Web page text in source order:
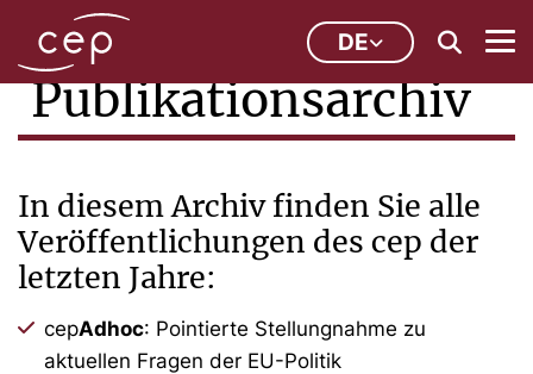
DE
Publikationsarchiv
In diesem Archiv finden Sie alle
Veröffentlichungen des cep der
letzten Jahre:
cepAdhoc: Pointierte Stellungnahme zu
aktuellen Fragen der EU-Politik